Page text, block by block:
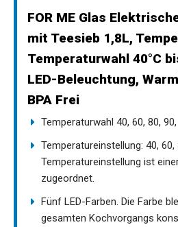
FOR ME Glas
mit Teesieb 1,8L,
Temperaturwahl 40°C
LED-Beleuchtung,
BPA Frei
Temperaturwahl 40, 60, 80, 90,
Temperatureinstellung: 40, 60,
Temperatureinstellung ist
zugeordnet.
Fünf LED-Farben. Die Farbe
gesamten Kochvorgangs